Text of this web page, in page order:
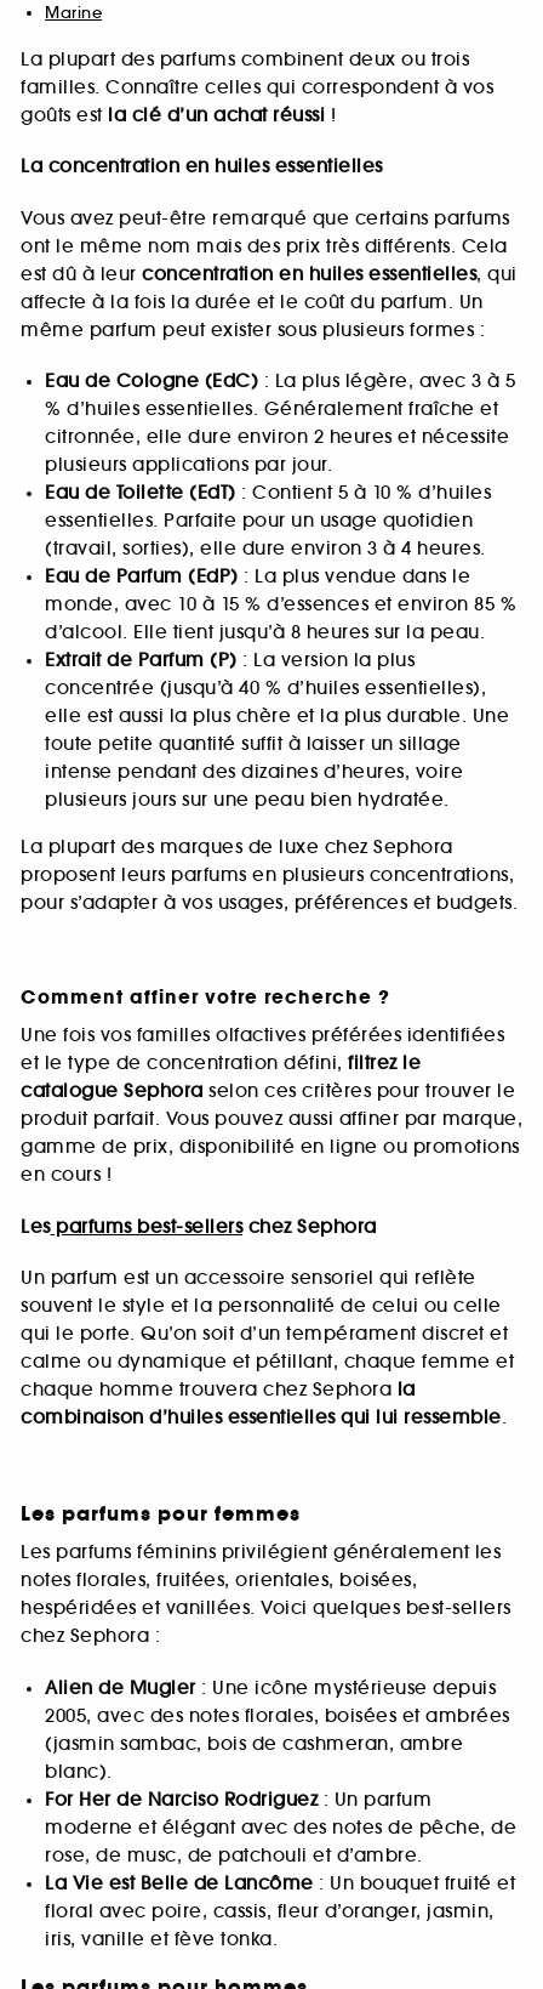
Marine
La plupart des parfums combinent deux ou trois
familles. Connaître celles qui correspondent à vos
goûts est la clé d’un achat réussi !
La concentration en huiles essentielles
Vous avez peut-être remarqué que certains parfums
ont le même nom mais des prix très différents. Cela
est dû à leur concentration en huiles essentielles, qui
affecte à la fois la durée et le coût du parfum. Un
même parfum peut exister sous plusieurs formes :
Eau de Cologne (EdC) : La plus légère, avec 3 à 5
% d’huiles essentielles. Généralement fraîche et
citronnée, elle dure environ 2 heures et nécessite
plusieurs applications par jour.
Eau de Toilette (EdT) : Contient 5 à 10 % d’huiles
essentielles. Parfaite pour un usage quotidien
(travail, sorties), elle dure environ 3 à 4 heures.
Eau de Parfum (EdP) : La plus vendue dans le
monde, avec 10 à 15 % d’essences et environ 85 %
d’alcool. Elle tient jusqu’à 8 heures sur la peau.
Extrait de Parfum (P) : La version la plus
concentrée (jusqu’à 40 % d’huiles essentielles),
elle est aussi la plus chère et la plus durable. Une
toute petite quantité suffit à laisser un sillage
intense pendant des dizaines d’heures, voire
plusieurs jours sur une peau bien hydratée.
La plupart des marques de luxe chez Sephora
proposent leurs parfums en plusieurs concentrations,
pour s’adapter à vos usages, préférences et budgets.
Comment affiner votre recherche ?
Une fois vos familles olfactives préférées identifiées
et le type de concentration défini, filtrez le
catalogue Sephora selon ces critères pour trouver le
produit parfait. Vous pouvez aussi affiner par marque,
gamme de prix, disponibilité en ligne ou promotions
en cours !
Lesparfums best-sellerschez Sephora
Un parfum est un accessoire sensoriel qui reflète
souvent le style et la personnalité de celui ou celle
qui le porte. Qu’on soit d’un tempérament discret et
calme ou dynamique et pétillant, chaque femme et
chaque homme trouvera chez Sephora la
combinaison d’huiles essentielles qui lui ressemble.
Les parfums pour femmes
Les parfums féminins privilégient généralement les
notes florales, fruitées, orientales, boisées,
hespéridées et vanillées. Voici quelques best-sellers
chez Sephora :
Alien de Mugler: Une icône mystérieuse depuis
2005, avec des notes florales, boisées et ambrées
(jasmin sambac, bois de cashmeran, ambre
blanc).
For Her de Narciso Rodriguez: Un parfum
moderne et élégant avec des notes de pêche, de
rose, de musc, de patchouli et d’ambre.
La Vie est Belle de Lancôme : Un bouquet fruité et
floral avec poire, cassis, fleur d’oranger, jasmin,
iris, vanille et fève tonka.